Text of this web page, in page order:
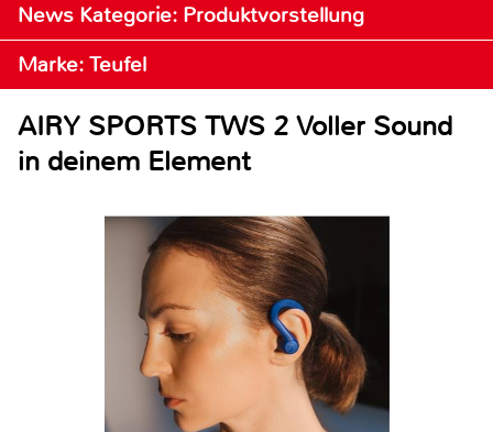
News Kategorie: Produktvorstellung
Marke: Teufel
AIRY SPORTS TWS 2 Voller Sound
in deinem Element